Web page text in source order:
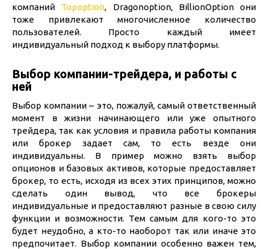
компаний Topoption, Dragonoption, BillionOption они
тоже привлекают многочисленное количество
пользователей. Просто каждый имеет
индивидуальный подход к выбору платформы.
Выбор компании-трейдера, и работы с
ней
Выбор компании – это, пожалуй, самый ответственный
момент в жизни начинающего или уже опытного
трейдера, так как условия и правила работы компания
или брокер задает сам, то есть везде они
индивидуальны. В пример можно взять выбор
опционов и базовых активов, которые предоставляет
брокер, то есть, исходя из всех этих принципов, можно
сделать один вывод, что все брокеры
индивидуальные и предоставляют разные в свою силу
функции и возможности. Тем самым для кого-то это
будет неудобно, а кто-то наоборот так или иначе это
предпочитает. Выбор компании особенно важен тем,